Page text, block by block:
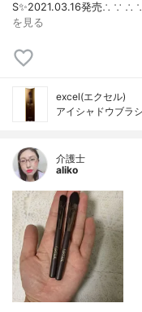
S✨2021.03.16発売∴ ∵
を見る
excel(エクセル)
アイシャドウブラ
介護士
aliko